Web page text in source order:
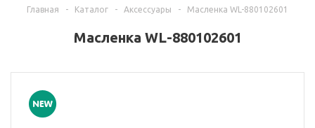
Главная - Каталог - Аксессуары - Масленка WL-880102601
Масленка WL-880102601